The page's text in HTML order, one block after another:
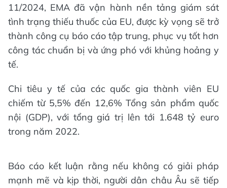
11/2024, EMA đã vận hành nền tảng giám sát
tình trạng thiếu thuốc của EU, được kỳ vọng sẽ trở
thành công cụ báo cáo tập trung, phục vụ tốt hơn
công tác chuẩn bị và ứng phó với khủng hoảng y
tế.
Chi tiêu y tế của các quốc gia thành viên EU
chiếm từ 5,5% đến 12,6% Tổng sản phẩm quốc
nội (GDP), với tổng giá trị lên tới 1.648 tỷ euro
trong năm 2022.
Báo cáo kết luận rằng nếu không có giải pháp
mạnh mẽ và kịp thời, người dân châu Âu sẽ tiếp